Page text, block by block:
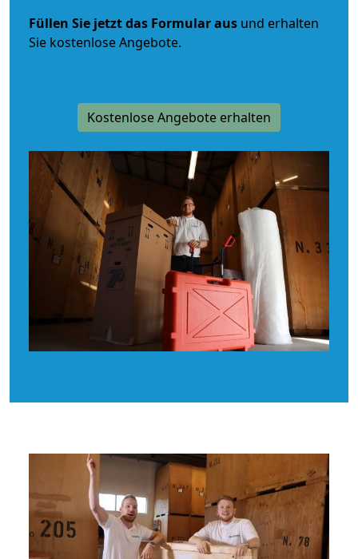
Füllen Sie jetzt das Formular aus und erhalten
Sie kostenlose Angebote.
Kostenlose Angebote erhalten